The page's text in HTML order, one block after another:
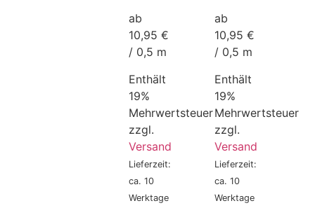
ab
10,95 €
/ 0,5 m
Enthält
19%
Mehrwertsteuer
zzgl.
Versand
Lieferzeit:
ca. 10
Werktage
ab
10,95 €
/ 0,5 m
Enthält
19%
Mehrwertsteuer
zzgl.
Versand
Lieferzeit:
ca. 10
Werktage